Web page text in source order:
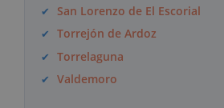
San Lorenzo de El Escorial
Torrejón de Ardoz
Torrelaguna
Valdemoro